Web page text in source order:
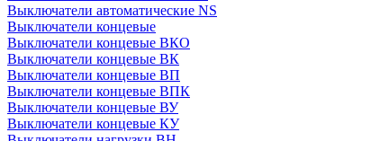
Выключатели автоматические NS
Выключатели концевые
Выключатели концевые ВКО
Выключатели концевые ВК
Выключатели концевые ВП
Выключатели концевые ВПК
Выключатели концевые ВУ
Выключатели концевые КУ